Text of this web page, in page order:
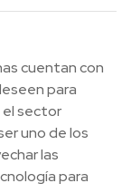
cuentan con
para
el sector
uno de los
las
para